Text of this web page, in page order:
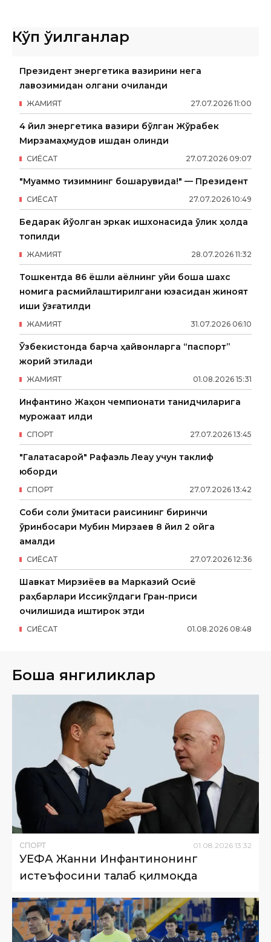
Кўп ўқилганлар
Президент энергетика вазирини нега
лавозимидан олгани очиқланди
27.07.2026 11:00
ЖАМИЯТ
4 йил энергетика вазири бўлган Жўрабек
Мирзамаҳмудов ишдан олинди
27.07.2026 09:07
СИËСАТ
"Муаммо тизимнинг бошқарувида!" — Президент
27.07.2026 10:49
СИËСАТ
Бедарак йўқолган эркак ишхонасида ўлик ҳолда
топилди
28.07.2026 11:32
ЖАМИЯТ
Тошкентда 86 ёшли аёлнинг уйи бошқа шахс
номига расмийлаштирилгани юзасидан жиноят
иши қўзғатилди
31.07.2026 06:10
ЖАМИЯТ
Ўзбекистонда барча ҳайвонларга “паспорт”
жорий этилади
01.08.2026 15:31
ЖАМИЯТ
Инфантино Жаҳон чемпионати танқидчиларига
мурожаат қилди
27.07.2026 13:45
СПОРТ
"Галатасарой" Рафаэль Леау учун таклиф
юборди
27.07.2026 13:42
СПОРТ
Собиқ солиқ қўмитаси раисининг биринчи
ўринбосари Мубин Мирзаев 8 йил 2 ойга
қамалди
27.07.2026 12:36
СИËСАТ
Шавкат Мирзиёев ва Марказий Осиё
раҳбарлари Иссиқкўлдаги Гран-приси
очилишида иштирок этди
01.08.2026 08:48
СИËСАТ
Бошқа янгиликлар
СПОРТ 01.08.2026 13:32
УЕФА Жанни Инфантинонинг
истеъфосини талаб қилмоқда